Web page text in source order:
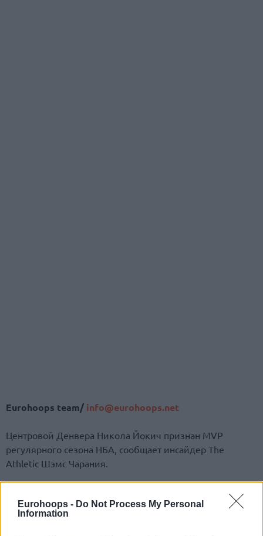
Eurohoops - Do Not Process My Personal
Information
Eurohoops team/ info@eurohoops.net
Центровой Денвера Никола Йокич признан MVP
регулярного сезона НБА, сообщает инсайдер The
Athletic Шэмс Чарания.
передачи, 1,3 перехвата и 0,7 блока и провел все 72
матча.